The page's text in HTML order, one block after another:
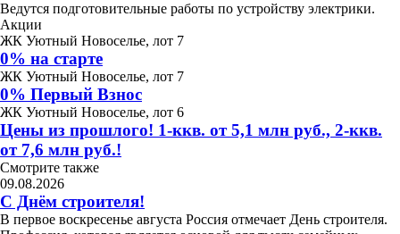
Ведутся подготовительные работы по устройству электрики.
Акции
ЖК Уютный Новоселье, лот 7
0% на старте
ЖК Уютный Новоселье, лот 7
0% Первый Взнос
ЖК Уютный Новоселье, лот 6
Цены из прошлого! 1-ккв. от 5,1 млн руб., 2-ккв.
от 7,6 млн руб.!
Смотрите также
09.08.2026
С Днём строителя!
В первое воскресенье августа Россия отмечает День строителя.